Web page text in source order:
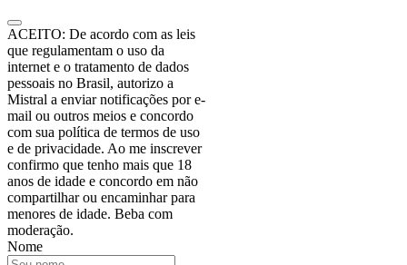
ACEITO: De acordo com as leis
que regulamentam o uso da
internet e o tratamento de dados
pessoais no Brasil, autorizo a
Mistral a enviar notificações por e-
mail ou outros meios e concordo
com sua política de termos de uso
e de privacidade. Ao me inscrever
confirmo que tenho mais que 18
anos de idade e concordo em não
compartilhar ou encaminhar para
menores de idade. Beba com
moderação.
Nome